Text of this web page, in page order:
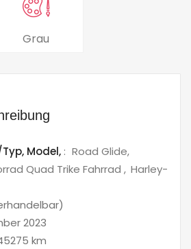
Grau
Model, : Road Glide
Quad Trike Fahrrad
Harley-
2023
km